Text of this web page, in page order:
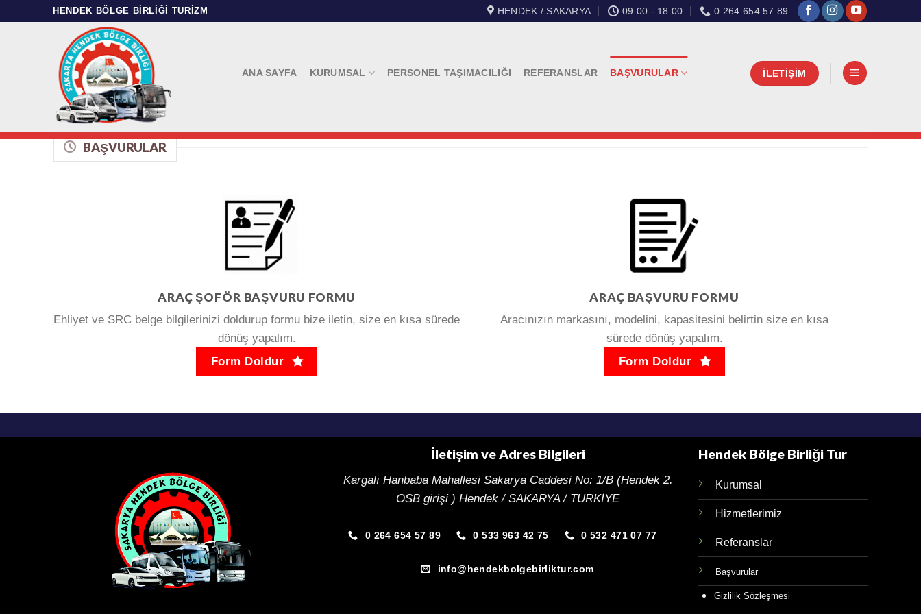
HENDEK BÖLGE BIRLIĞI TURIZM HENDEK / SAKARYA 09:00 - 18:00 0 264 654 57 89
ANA SAYFA KURUMSAL PERSONEL TAŞIMACILIĞI REFERANSLAR BAŞVURULAR İLETİŞİM
BAŞVURULAR
ARAÇ ŞOFÖR BAŞVURU FORMU
Ehliyet ve SRC belge bilgilerinizi doldurup formu bize iletin, size en kısa sürede
dönüş yapalım.
Form Doldur
ARAÇ BAŞVURU FORMU
Aracınızın markasını, modelini, kapasitesini belirtin size en kısa
sürede dönüş yapalım.
Form Doldur
İletişim ve Adres Bilgileri
Kargalı Hanbaba Mahallesi Sakarya Caddesi No: 1/B (Hendek 2.
OSB girişi ) Hendek / SAKARYA / TÜRKİYE
0 264 654 57 89 0 533 963 42 75 0 532 471 07 77
info@hendekbolgebirliktur.com
Hendek Bölge Birliği Tur
Kurumsal
Hizmetlerimiz
Referanslar
Başvurular
Gizlilik Sözleşmesi